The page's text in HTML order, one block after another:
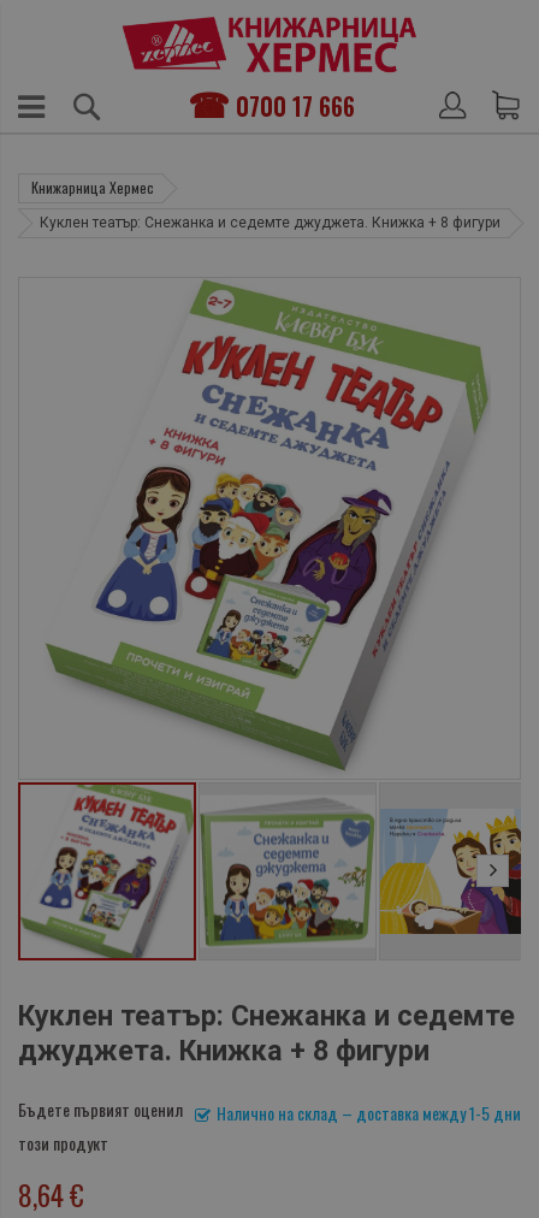
0700 17 666
Книжарница Хермес
Куклен театър: Снежанка и седемте джуджета. Книжка + 8 фигури
Куклен театър: Снежанка и седемте
джуджета. Книжка + 8 фигури
Налично на склад – доставка между 1-5 дни
Бъдете първият оценил
този продукт
8,64 €